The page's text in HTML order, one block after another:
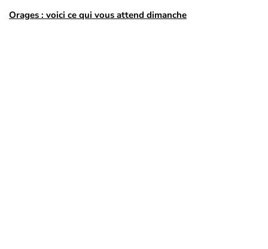
Orages : voici ce qui vous attend dimanche